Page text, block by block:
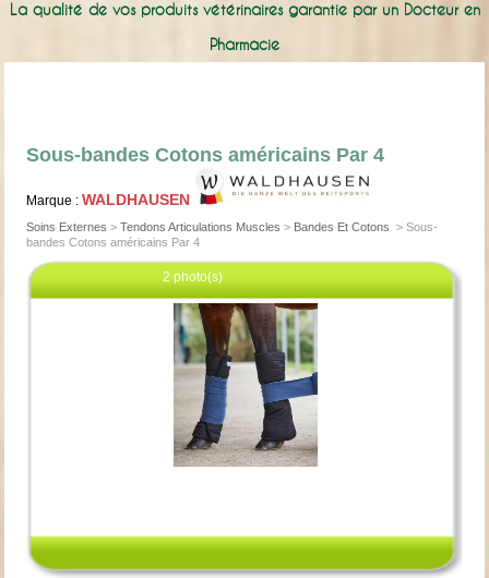
La qualité de vos produits vétérinaires garantie par un Docteur en
Pharmacie
Sous-bandes Cotons américains Par 4
Marque :WALDHAUSEN
Soins Externes > Tendons Articulations Muscles > Bandes Et Cotons > Sous-
bandes Cotons américains Par 4
2 photo(s)